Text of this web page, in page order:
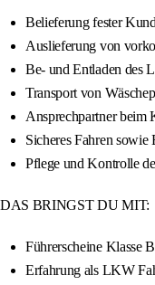
Belieferung fester
Auslieferung von
Be- und Entladen des
Transport von
Ansprechpartner beim
Sicheres Fahren
Pflege und Kontrolle
DAS BRINGST DU MIT:
Führerscheine Klasse
Erfahrung als LKW